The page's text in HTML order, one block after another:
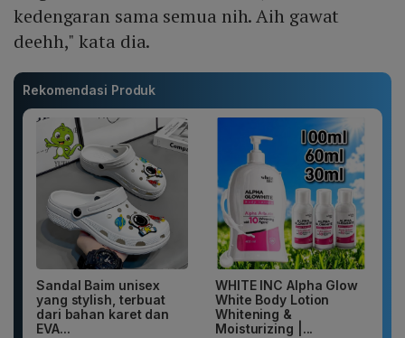
kedengaran sama semua nih. Aih gawat
deehh," kata dia.
Rekomendasi Produk
Sandal Baim unisex
yang stylish, terbuat
dari bahan karet dan
EVA...
WHITE INC Alpha Glow
White Body Lotion
Whitening &
Moisturizing |...